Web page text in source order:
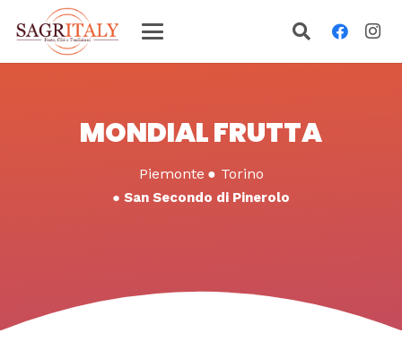
MONDIAL FRUTTA
Piemonte ● Torino
● San Secondo di Pinerolo